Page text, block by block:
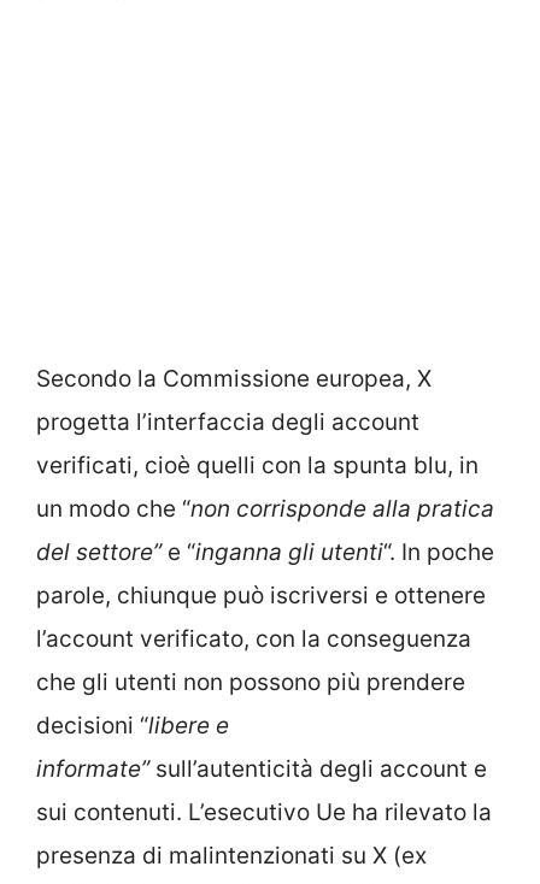
Secondo la Commissione europea, X
progetta l’interfaccia degli account
verificati, cioè quelli con la spunta blu, in
un modo che “non corrisponde alla pratica
del settore” e “inganna gli utenti“. In poche
parole, chiunque può iscriversi e ottenere
l’account verificato, con la conseguenza
che gli utenti non possono più prendere
decisioni “libere e
informate” sull’autenticità degli account e
sui contenuti. L’esecutivo Ue ha rilevato la
presenza di malintenzionati su X (ex